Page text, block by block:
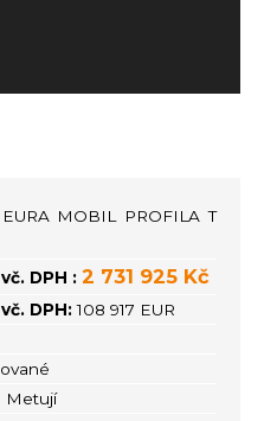
MOBIL PROFILA T
DPH : 2 731 925 Kč
DPH: 108 917 EUR
Metují